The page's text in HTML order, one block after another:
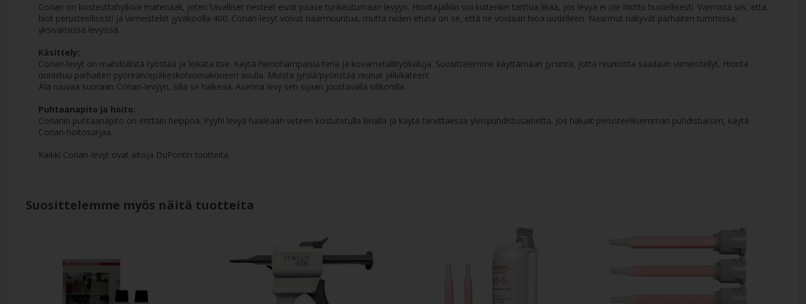
Corian on kosteuttahylkivä materiaali, joten tavalliset nesteet eivät pääse tunkeutumaan levyyn. Hiontajälkiin voi kuitenkin tarttua likaa, jos levyä ei ole hiottu huolellisesti. Varmista siis, että
hiot perusteellisesti ja viimeistelet jyväkoolla 400. Corian-levyt voivat naarmuuntua, mutta niiden etuna on se, että ne voidaan hioa uudelleen. Naarmut näkyvät parhaiten tummissa,
yksivärisissä levyissä.
Käsittely:
Corian-levyt on mahdollista työstää ja leikata itse. Käytä hienohampaisia teriä ja kovametallityökaluja. Suosittelemme käyttämään jyrsintä, jotta reunoista saadaan viimeistellyt. Hionta
onnistuu parhaiten pyöreän/epäkeskohiomakoneen avulla. Muista jyrsiä/pyöristää reunat jälkikäteen!
Älä ruuvaa suoraan Corian-levyyn, sillä se halkeaa. Asenna levy sen sijaan joustavalla silikonilla.
Puhtaanapito ja hoito:
Corianin puhtaanapito on erittäin helppoa. Pyyhi levyä haaleaan veteen kostutetulla liinalla ja käytä tarvittaessa yleispuhdistusainetta. Jos haluat perusteellisemman puhdistuksen, käytä
Corian-hoitosarjaa.
Kaikki Corian-levyt ovat aitoja DuPontin tuotteita.
Suosittelemme myös näitä tuotteita